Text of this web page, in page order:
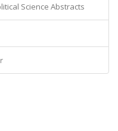
Science Abstracts